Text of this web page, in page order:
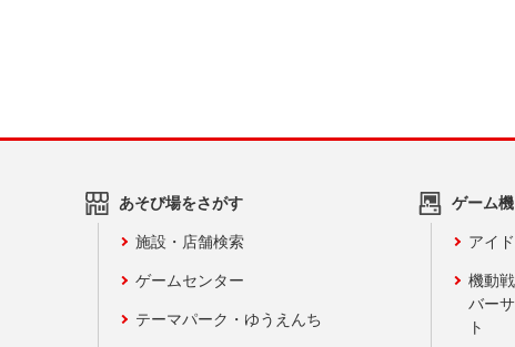
あそび場をさがす
施設・店舗検索
ゲームセンター
テーマパーク・ゆうえんち
ゲーム
アイ
機動
バー
ト